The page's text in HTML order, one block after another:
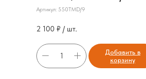
Артикул: 550TMD/9
2 100 ₽ / шт.
Добавить в
корзину